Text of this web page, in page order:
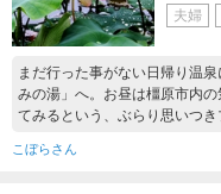
夫婦
まだ行った事がない日帰り温
みの湯」へ。お昼は橿原市内
てみるという、ぶらり思いつき
こぼらさん